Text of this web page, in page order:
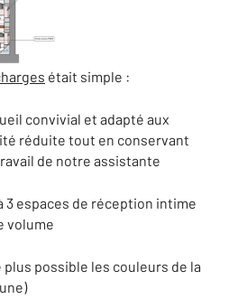
était simple :
convivial et adapté aux
réduite tout en conservant
de notre assistante
espaces de réception intime
volume
possible les couleurs de la